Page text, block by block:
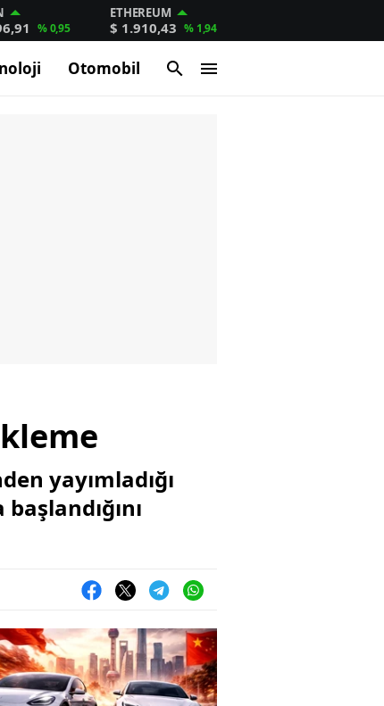
% 0,95
ETHEREUM
$ 1.910,43 % 1,94
Otomobil
yayımladığı